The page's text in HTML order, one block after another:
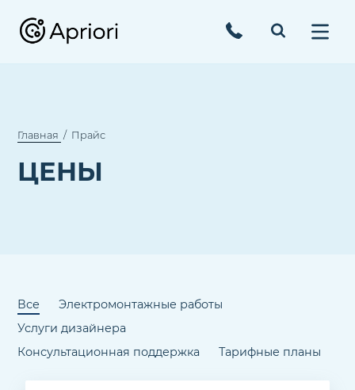
Главная Прайс
ЦЕНЫ
Все
Электромонтажные работы
Услуги дизайнера
Консультационная поддержка
Тарифные планы